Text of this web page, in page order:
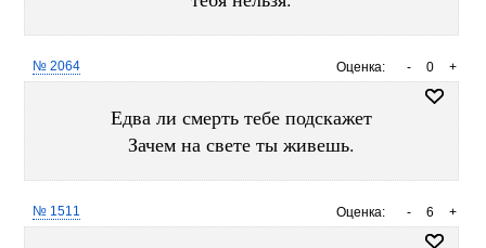
Оценка: +
0
-
№ 2064
Едва ли смерть тебе подскажет
Зачем на свете ты живешь.
Оценка: +
6
-
№ 1511